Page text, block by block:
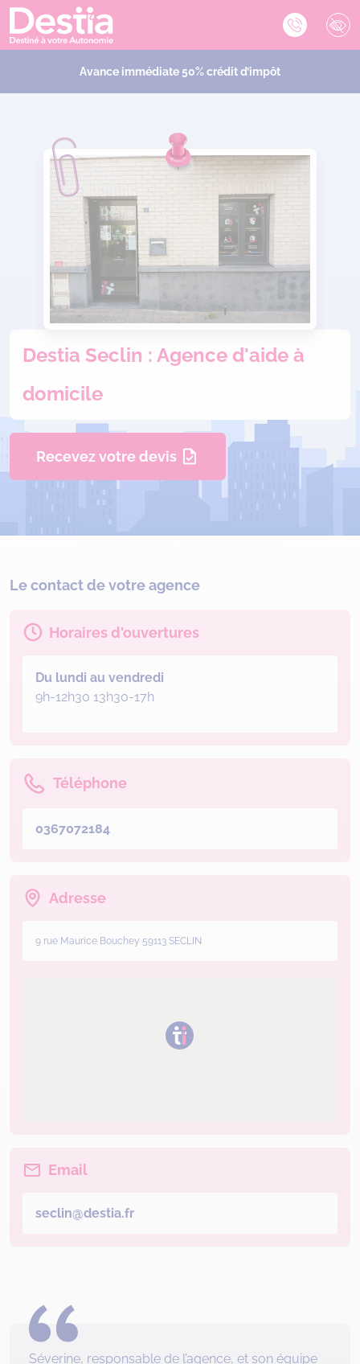
Avance immédiate 50% crédit d’impôt
Destia Seclin : Agence d'aide à
domicile
Recevez votre devis
Séverine, responsable de l’agence, et son équipe
Le contact de votre agence
Horaires d'ouvertures
Du lundi au vendredi
9h-12h30 13h30-17h
Téléphone
0367072184
Adresse
9 rue Maurice Bouchey 59113 SECLIN
Email
seclin@destia.fr